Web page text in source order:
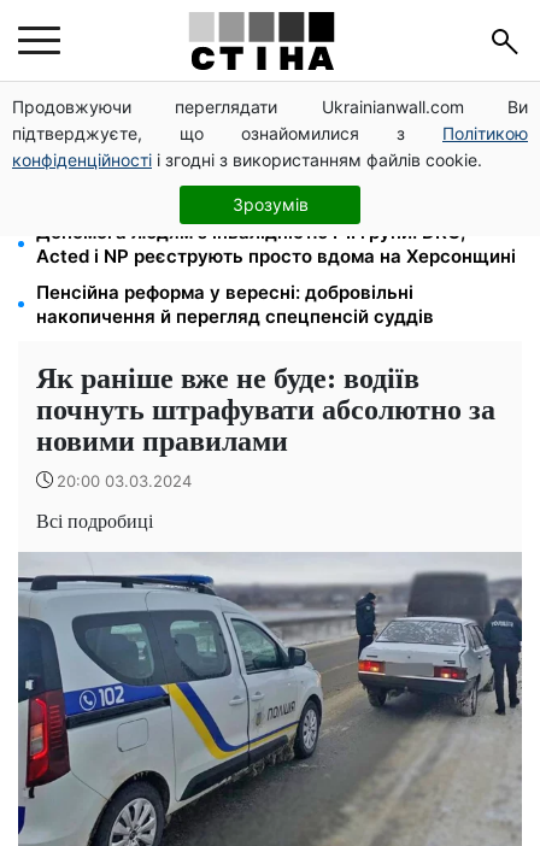
Продовжуючи переглядати Ukrainianwall.com Ви
підтверджуєте, що ознайомилися з Політикою
конфіденційності і згодні з використанням файлів cookie.
Зрозумів
Цифровізація справ і ВЛК: юрист Танасійчук — чому
перевірки ТЦК не працюють без зміни системи
200+ тисяч у СЗЧ, мільйони в розшуку: Федоров
розкрив план реформи мобілізації та ТЦК
Допомога людям з інвалідністю I-II групи: DRC,
Acted і NP реєструють просто вдома на Херсонщині
Пенсійна реформа у вересні: добровільні
накопичення й перегляд спецпенсій суддів
Як раніше вже не буде: водіїв
почнуть штрафувати абсолютно за
новими правилами
20:00 03.03.2024
Всі подробиці